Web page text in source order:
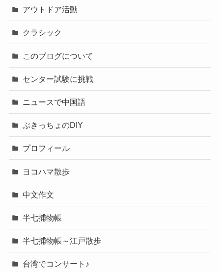
アウトドア活動
クラシック
このブログについて
センター試験に挑戦
ニュースで中国語
ぶきっちょのDIY
プロフィール
ヨコハマ散歩
中文作文
半七捕物帳
半七捕物帳～江戸散歩
台湾でコンサート♪